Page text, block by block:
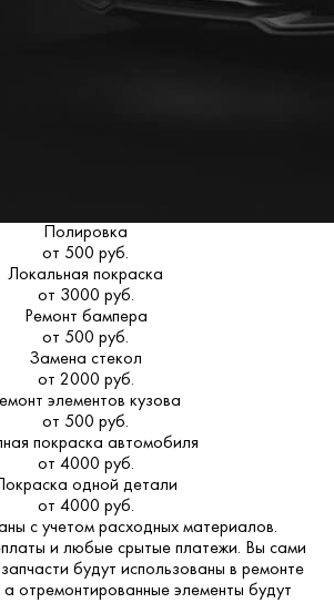
Полировка
от 500 руб.
Локальная покраска
от 3000 руб.
Ремонт бампера
от 500 руб.
Замена стекол
от 2000 руб.
элементов кузова
от 500 руб.
покраска автомобиля
от 4000 руб.
одной детали
от 4000 руб.
с учетом расходных материалов.
и любые срытые платежи. Вы сами
будут использованы в ремонте
отремонтированные элементы будут